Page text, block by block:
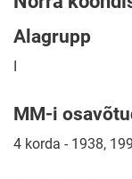
Alagrupp
I
MM-i
4 korda - 1938,